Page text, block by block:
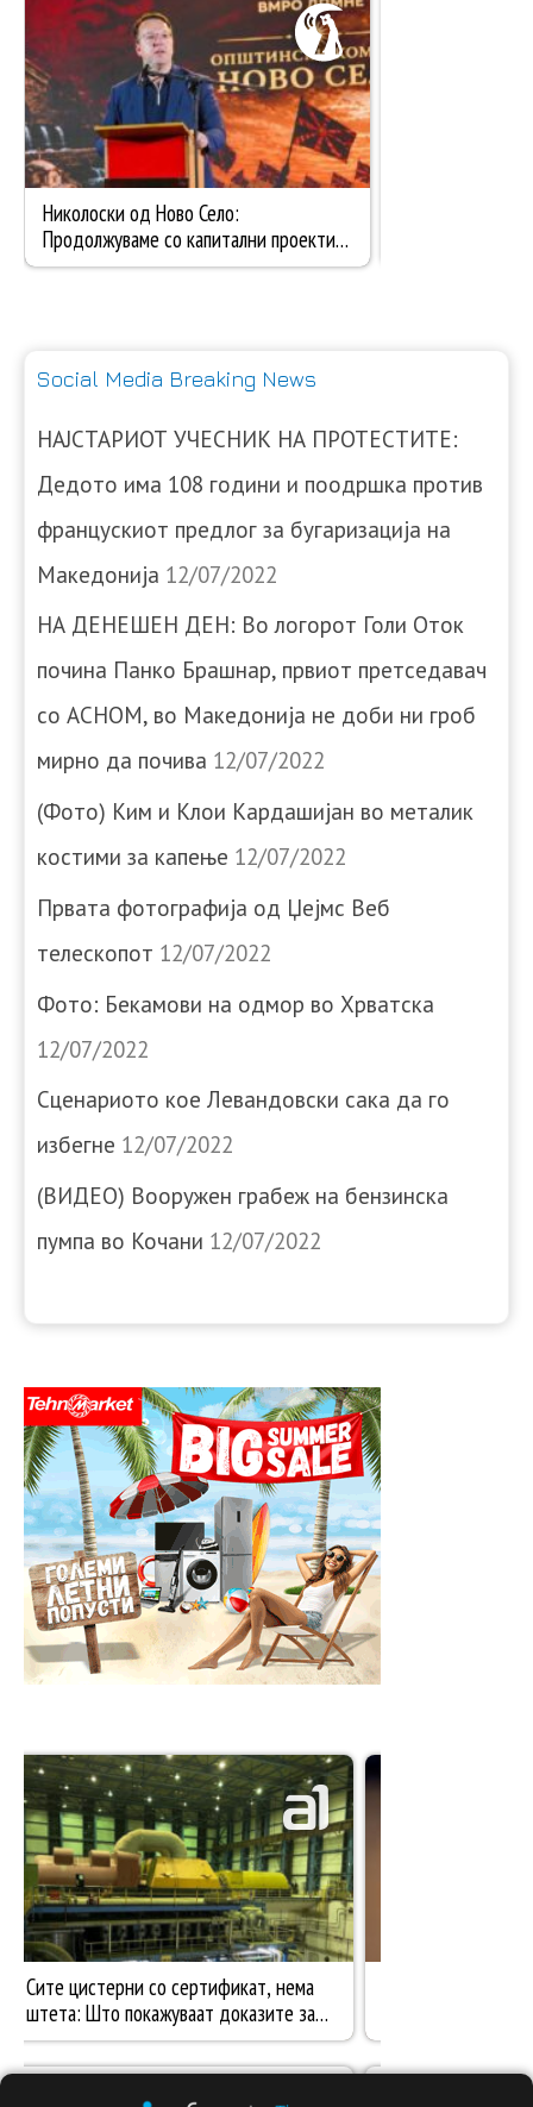
Social Media Breaking News
НАЈСТАРИОТ УЧЕСНИК НА ПРОТЕСТИТЕ:
Дедото има 108 години и поодршка против
францускиот предлог за бугаризација на
Македонија 12/07/2022
НА ДЕНЕШЕН ДЕН: Во логорот Голи Оток
почина Панко Брашнар, првиот претседавач
со АСНОМ, во Македонија не доби ни гроб
мирно да почива 12/07/2022
(Фото) Ким и Клои Кардашијан во металик
костими за капење 12/07/2022
Првата фотографија од Џејмс Веб
телескопот 12/07/2022
Фото: Бекамови на одмор во Хрватска
12/07/2022
Сценариото кое Левандовски сака да го
избегне 12/07/2022
(ВИДЕО) Вооружен грабеж на бензинска
пумпа во Кочани 12/07/2022